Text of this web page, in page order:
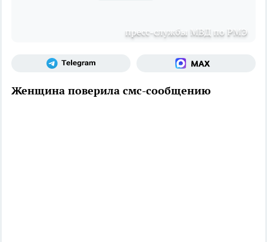
пресс-службы МВД по РМЭ
Женщина поверила смс-сообщению